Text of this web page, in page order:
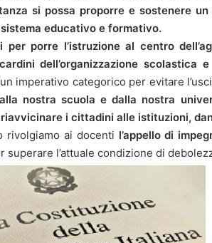
si possa proporre e sostenere
educativo e formativo.
per porre l’istruzione al centro
dell’organizzazione scolastica
imperativo categorico per evitare
nostra scuola e dalla nostra
i cittadini alle istituzioni,
rivolgiamo ai docenti l’appello di
superare l’attuale condizione di